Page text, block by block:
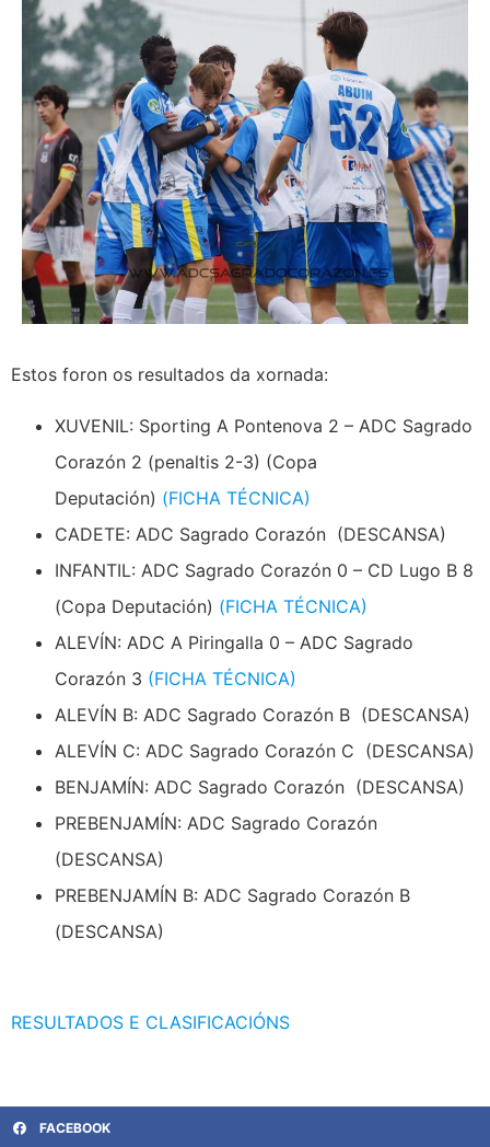
Estos foron os resultados da xornada:
XUVENIL: Sporting A Pontenova 2 – ADC Sagrado
Corazón 2 (penaltis 2-3) (Copa
Deputación) (FICHA TÉCNICA)
CADETE: ADC Sagrado Corazón (DESCANSA)
INFANTIL: ADC Sagrado Corazón 0 – CD Lugo B 8
(Copa Deputación) (FICHA TÉCNICA)
ALEVÍN: ADC A Piringalla 0 – ADC Sagrado
Corazón 3 (FICHA TÉCNICA)
ALEVÍN B: ADC Sagrado Corazón B (DESCANSA)
ALEVÍN C: ADC Sagrado Corazón C (DESCANSA)
BENJAMÍN: ADC Sagrado Corazón (DESCANSA)
PREBENJAMÍN: ADC Sagrado Corazón
(DESCANSA)
PREBENJAMÍN B: ADC Sagrado Corazón B
(DESCANSA)
RESULTADOS E CLASIFICACIÓNS
FACEBOOK